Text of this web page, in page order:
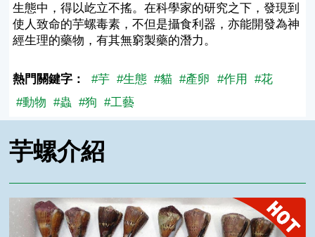
生態中，得以屹立不搖。在科學家的研究之下，發現到
使人致命的芋螺毒素，不但是攝食利器，亦能開發為神
經生理的藥物，有其無窮製藥的潛力。
熱門關鍵字： #芋 #生態 #貓 #產卵 #作用
#花
#動物 #蟲 #狗 #工藝
芋螺介紹
芋螺外殼